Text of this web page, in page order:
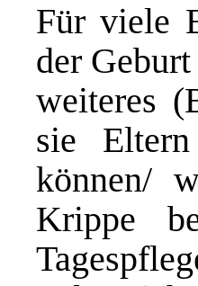
Für viele
der
weiteres
sie
können/
Krippe